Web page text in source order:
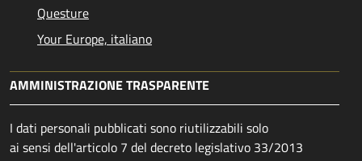
Questure
Your Europe, italiano
AMMINISTRAZIONE TRASPARENTE
I dati personali pubblicati sono riutilizzabili solo
ai sensi dell'articolo 7 del decreto legislativo 33/2013